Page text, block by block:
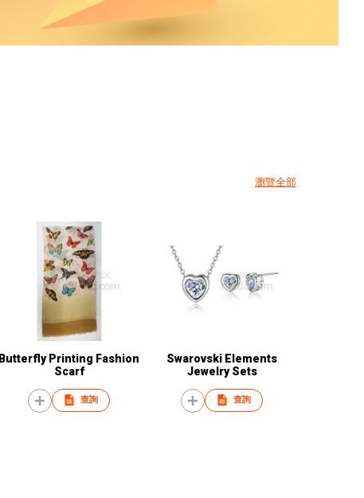
瀏覽全部
Butterfly Printing Fashion
Scarf
查詢
Swarovski Elements
Jewelry Sets
查詢